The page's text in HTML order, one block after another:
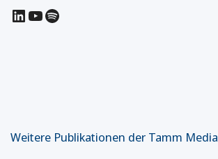
LinkedIn
YouTube
Spotify
Weitere Publikationen der Tamm Media